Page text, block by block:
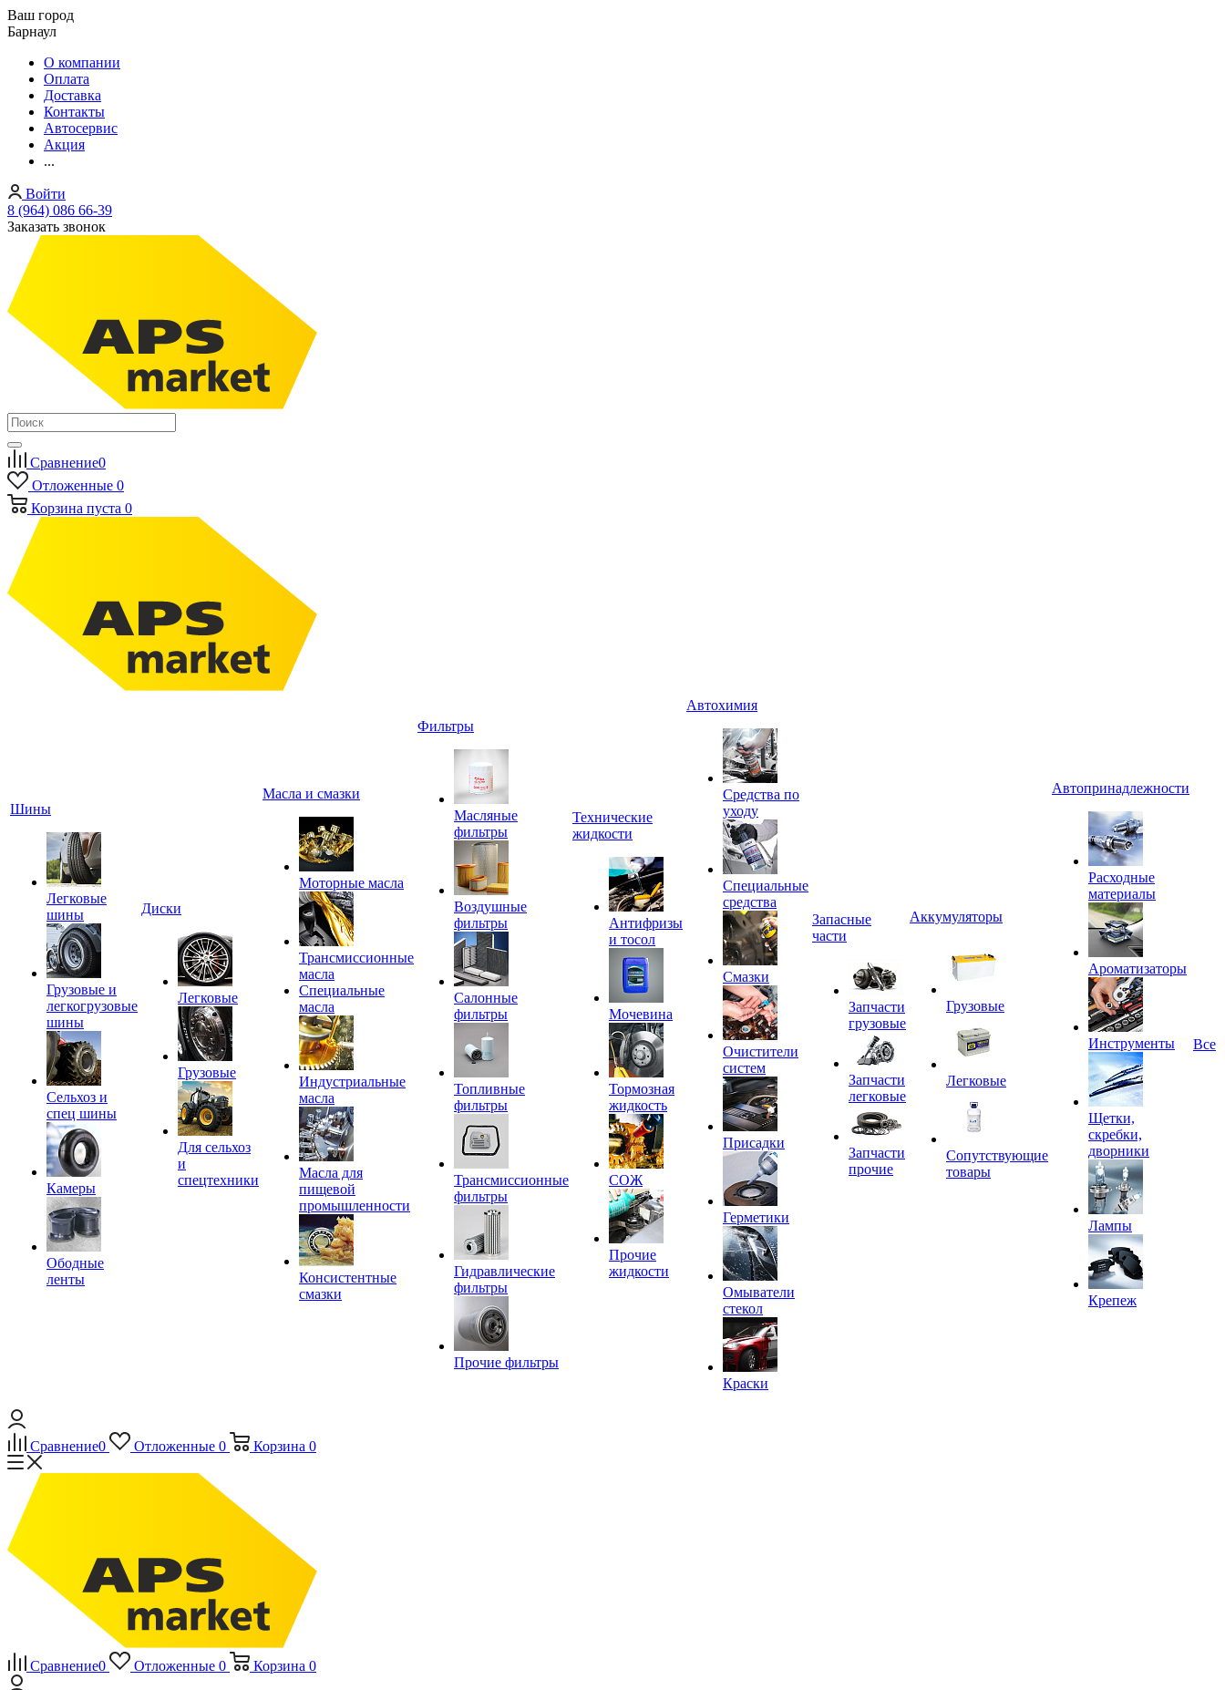
Ваш город
Барнаул
О компании
Оплата
Доставка
Контакты
Автосервис
Акция
...
Войти
8 (964) 086 66-39
Заказать звонок
Сравнение0
Отложенные 0
Корзина пуста 0
Шины
Легковые
шины
Грузовые и
легкогрузовые
шины
Сельхоз и
спец шины
Камеры
Ободные
ленты
Диски
Легковые
Грузовые
Для сельхоз
и
спецтехники
Масла и смазки
Моторные масла
Трансмиссионные
масла
Специальные
масла
Индустриальные
масла
Масла для
пищевой
промышленности
Консистентные
смазки
Фильтры
Масляные
фильтры
Воздушные
фильтры
Салонные
фильтры
Топливные
фильтры
Трансмиссионные
фильтры
Гидравлические
фильтры
Прочие фильтры
Технические
жидкости
Антифризы
и тосол
Мочевина
Тормозная
жидкость
СОЖ
Прочие
жидкости
Автохимия
Средства по
уходу
Специальные
средства
Смазки
Очистители
систем
Присадки
Герметики
Омыватели
стекол
Краски
Запасные
части
Запчасти
грузовые
Запчасти
легковые
Запчасти
прочие
Аккумуляторы
Грузовые
Легковые
Сопутствующие
товары
Автопринадлежности
Расходные
материалы
Ароматизаторы
Инструменты
Щетки,
скребки,
дворники
Лампы
Крепеж
Все
Сравнение0 Отложенные 0 Корзина 0
Сравнение0 Отложенные 0 Корзина 0